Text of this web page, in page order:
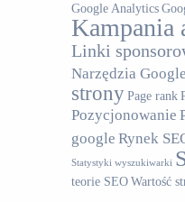
Google Analytics
Kampania
Linki
Narzędzia Google
stronyPage rank
Pozycjonowanie
google Rynek
Statystyki wyszukiwarki
teorie SEOWartość